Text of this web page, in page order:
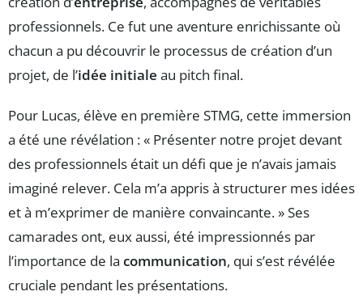
professionnels. Ce fut une aventure enrichissante où
chacun a pu découvrir le processus de création d’un
projet, de l’idée initiale au pitch final.
Pour Lucas, élève en première STMG, cette immersion
a été une révélation : « Présenter notre projet devant
des professionnels était un défi que je n’avais jamais
imaginé relever. Cela m’a appris à structurer mes idées
et à m’exprimer de manière convaincante. » Ses
camarades ont, eux aussi, été impressionnés par
l’importance de la communication, qui s’est révélée
cruciale pendant les présentations.